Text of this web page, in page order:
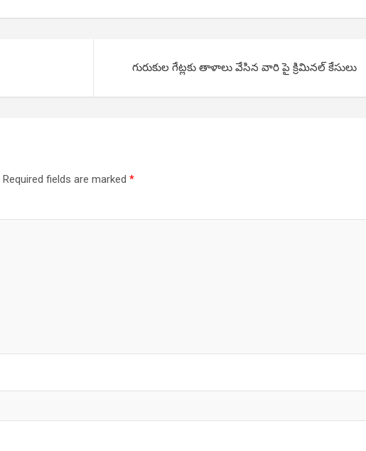
గురుకుల గేట్లకు తాళాలు వేసిన వారి పై క్రిమినల్ కేసులు
Required fields are marked *